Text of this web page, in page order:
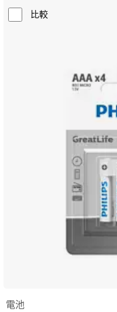
比較
電池